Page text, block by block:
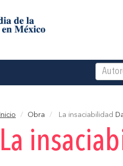
Inicio Obra La insaciabilidad
La